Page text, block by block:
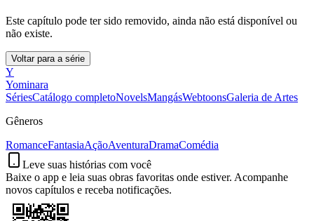
Este capítulo pode ter sido removido, ainda não está disponível ou
não existe.
Voltar para a série
Y
Yominara
SériesCatálogo completoNovelsMangásWebtoonsGaleria de Artes
Gêneros
RomanceFantasiaAçãoAventuraDramaComédia
Leve suas histórias com você
Baixe o app e leia suas obras favoritas onde estiver. Acompanhe
novos capítulos e receba notificações.